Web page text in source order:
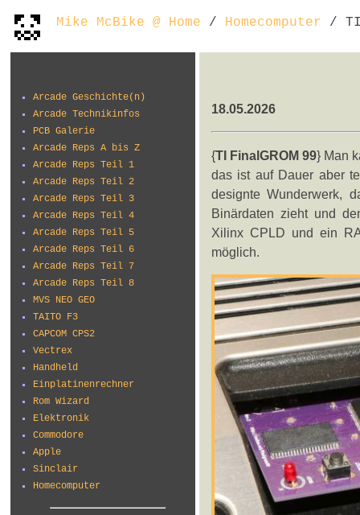
Mike McBike @ Home / Homecomputer / TI
Arcade Geschichte(n)
Arcade Technikinfos
PCB Galerie
Arcade Reps A bis Z
Arcade Reps Teil 1
Arcade Reps Teil 2
Arcade Reps Teil 3
Arcade Reps Teil 4
Arcade Reps Teil 5
Arcade Reps Teil 6
Arcade Reps Teil 7
Arcade Reps Teil 8
MVS NEO GEO
TAITO F3
CAPCOM CPS2
Vectrex
Handheld
Einplatinenrechner
Rom Wizard
Elektronik
Commodore
Apple
Sinclair
Homecomputer
18.05.2026
{TI FinalGROM 99} Man
das ist auf Dauer aber
designte Wunderwerk,
Binärdaten zieht und
Xilinx CPLD und ein
möglich.